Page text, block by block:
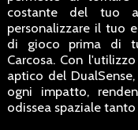
costante del tuo
personalizzare il tuo
di gioco prima di
Carcosa. Con
aptico del
ogni impatto,
odissea spaziale